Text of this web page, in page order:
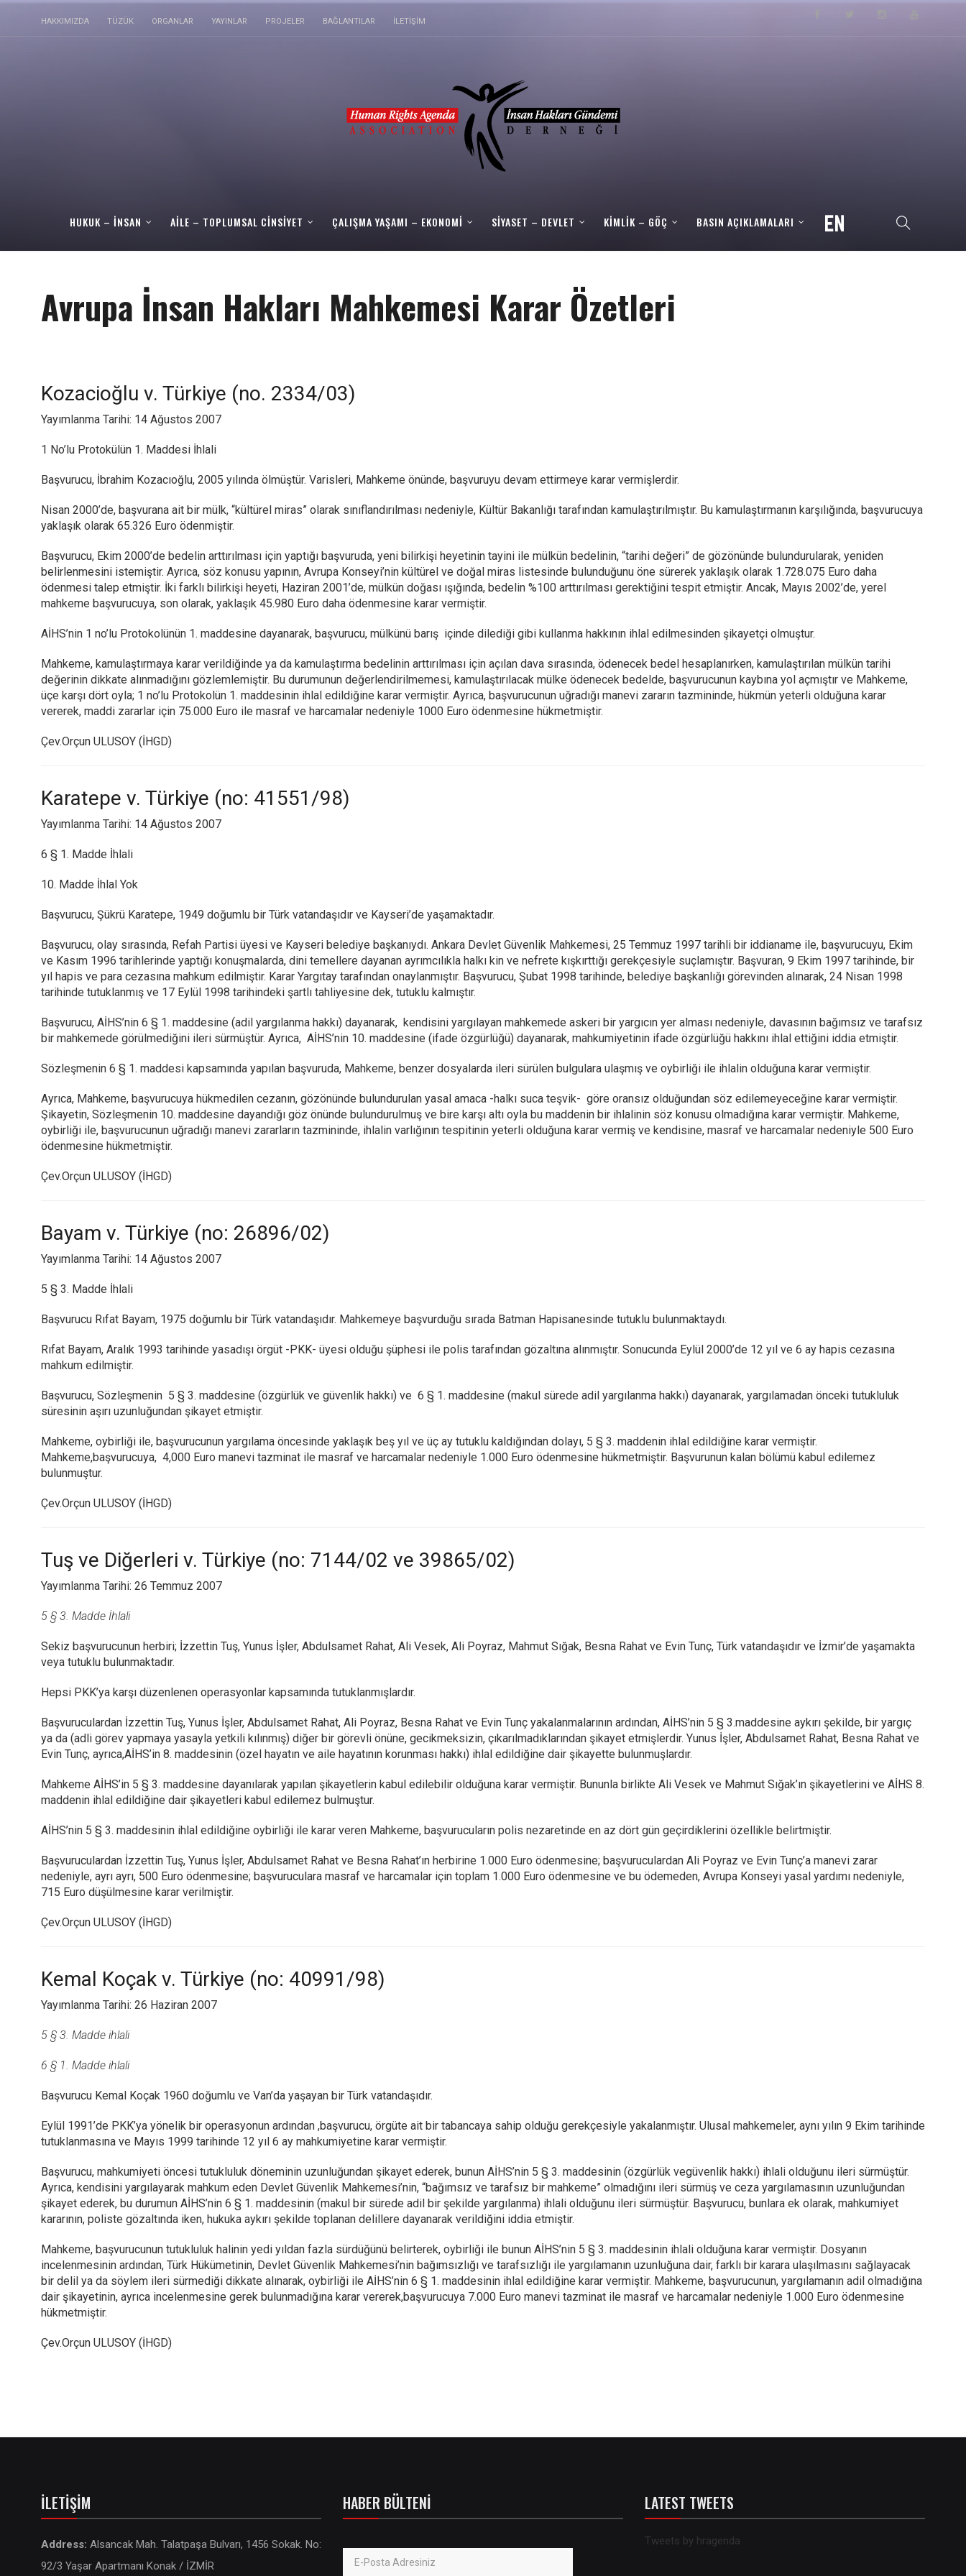
HAKKIMIZDA TÜZÜK ORGANLAR YAYINLAR PROJELER BAĞLANTILAR İLETIŞIM
HUKUK – İNSAN AILE – TOPLUMSAL CINSIYET ÇALIŞMA YAŞAMI – EKONOMI SIYASET – DEVLET KIMLIK – GÖÇ BASIN AÇIKLAMALARI
Avrupa İnsan Hakları Mahkemesi Karar Özetleri
Kozacioğlu v. Türkiye (no. 2334/03)
Yayımlanma Tarihi: 14 Ağustos 2007
1 No’lu Protokülün 1. Maddesi İhlali
Başvurucu, İbrahim Kozacıoğlu, 2005 yılında ölmüştür. Varisleri, Mahkeme önünde, başvuruyu devam ettirmeye karar vermişlerdir.
Nisan 2000’de, başvurana ait bir mülk, “kültürel miras” olarak sınıflandırılması nedeniyle, Kültür Bakanlığı tarafından kamulaştırılmıştır. Bu kamulaştırmanın karşılığında, başvurucuya
yaklaşık olarak 65.326 Euro ödenmiştir.
Başvurucu, Ekim 2000’de bedelin arttırılması için yaptığı başvuruda, yeni bilirkişi heyetinin tayini ile mülkün bedelinin, “tarihi değeri” de gözönünde bulundurularak, yeniden
belirlenmesini istemiştir. Ayrıca, söz konusu yapının, Avrupa Konseyi’nin kültürel ve doğal miras listesinde bulunduğunu öne sürerek yaklaşık olarak 1.728.075 Euro daha
ödenmesi talep etmiştir. İki farklı bilirkişi heyeti, Haziran 2001’de, mülkün doğası ışığında, bedelin %100 arttırılması gerektiğini tespit etmiştir. Ancak, Mayıs 2002’de, yerel
mahkeme başvurucuya, son olarak, yaklaşık 45.980 Euro daha ödenmesine karar vermiştir.
AİHS’nin 1 no’lu Protokolünün 1. maddesine dayanarak, başvurucu, mülkünü barış içinde dilediği gibi kullanma hakkının ihlal edilmesinden şikayetçi olmuştur.
Mahkeme, kamulaştırmaya karar verildiğinde ya da kamulaştırma bedelinin arttırılması için açılan dava sırasında, ödenecek bedel hesaplanırken, kamulaştırılan mülkün tarihi
değerinin dikkate alınmadığını gözlemlemiştir. Bu durumunun değerlendirilmemesi, kamulaştırılacak mülke ödenecek bedelde, başvurucunun kaybına yol açmıştır ve Mahkeme,
üçe karşı dört oyla; 1 no’lu Protokolün 1. maddesinin ihlal edildiğine karar vermiştir. Ayrıca, başvurucunun uğradığı manevi zararın tazmininde, hükmün yeterli olduğuna karar
vererek, maddi zararlar için 75.000 Euro ile masraf ve harcamalar nedeniyle 1000 Euro ödenmesine hükmetmiştir.
Çev.Orçun ULUSOY (İHGD)
Karatepe v. Türkiye (no: 41551/98)
Yayımlanma Tarihi: 14 Ağustos 2007
6 § 1. Madde İhlali
10. Madde İhlal Yok
Başvurucu, Şükrü Karatepe, 1949 doğumlu bir Türk vatandaşıdır ve Kayseri’de yaşamaktadır.
Başvurucu, olay sırasında, Refah Partisi üyesi ve Kayseri belediye başkanıydı. Ankara Devlet Güvenlik Mahkemesi, 25 Temmuz 1997 tarihli bir iddianame ile, başvurucuyu, Ekim
ve Kasım 1996 tarihlerinde yaptığı konuşmalarda, dini temellere dayanan ayrımcılıkla halkı kin ve nefrete kışkırttığı gerekçesiyle suçlamıştır. Başvuran, 9 Ekim 1997 tarihinde, bir
yıl hapis ve para cezasına mahkum edilmiştir. Karar Yargıtay tarafından onaylanmıştır. Başvurucu, Şubat 1998 tarihinde, belediye başkanlığı görevinden alınarak, 24 Nisan 1998
tarihinde tutuklanmış ve 17 Eylül 1998 tarihindeki şartlı tahliyesine dek, tutuklu kalmıştır.
Başvurucu, AİHS’nin 6 § 1. maddesine (adil yargılanma hakkı) dayanarak, kendisini yargılayan mahkemede askeri bir yargıcın yer alması nedeniyle, davasının bağımsız ve tarafsız
bir mahkemede görülmediğini ileri sürmüştür. Ayrıca, AİHS’nin 10. maddesine (ifade özgürlüğü) dayanarak, mahkumiyetinin ifade özgürlüğü hakkını ihlal ettiğini iddia etmiştir.
Sözleşmenin 6 § 1. maddesi kapsamında yapılan başvuruda, Mahkeme, benzer dosyalarda ileri sürülen bulgulara ulaşmış ve oybirliği ile ihlalin olduğuna karar vermiştir.
Ayrıca, Mahkeme, başvurucuya hükmedilen cezanın, gözönünde bulundurulan yasal amaca -halkı suca teşvik- göre oransız olduğundan söz edilemeyeceğine karar vermiştir.
Şikayetin, Sözleşmenin 10. maddesine dayandığı göz önünde bulundurulmuş ve bire karşı altı oyla bu maddenin bir ihlalinin söz konusu olmadığına karar vermiştir. Mahkeme,
oybirliği ile, başvurucunun uğradığı manevi zararların tazmininde, ihlalin varlığının tespitinin yeterli olduğuna karar vermiş ve kendisine, masraf ve harcamalar nedeniyle 500 Euro
ödenmesine hükmetmiştir.
Çev.Orçun ULUSOY (İHGD)
Bayam v. Türkiye (no: 26896/02)
Yayımlanma Tarihi: 14 Ağustos 2007
5 § 3. Madde İhlali
Başvurucu Rıfat Bayam, 1975 doğumlu bir Türk vatandaşıdır. Mahkemeye başvurduğu sırada Batman Hapisanesinde tutuklu bulunmaktaydı.
Rıfat Bayam, Aralık 1993 tarihinde yasadışı örgüt -PKK- üyesi olduğu şüphesi ile polis tarafından gözaltına alınmıştır. Sonucunda Eylül 2000’de 12 yıl ve 6 ay hapis cezasına
mahkum edilmiştir.
Başvurucu, Sözleşmenin 5 § 3. maddesine (özgürlük ve güvenlik hakkı) ve 6 § 1. maddesine (makul sürede adil yargılanma hakkı) dayanarak, yargılamadan önceki tutukluluk
süresinin aşırı uzunluğundan şikayet etmiştir.
Mahkeme, oybirliği ile, başvurucunun yargılama öncesinde yaklaşık beş yıl ve üç ay tutuklu kaldığından dolayı, 5 § 3. maddenin ihlal edildiğine karar vermiştir.
Mahkeme,başvurucuya, 4,000 Euro manevi tazminat ile masraf ve harcamalar nedeniyle 1.000 Euro ödenmesine hükmetmiştir. Başvurunun kalan bölümü kabul edilemez
bulunmuştur.
Çev.Orçun ULUSOY (İHGD)
Tuş ve Diğerleri v. Türkiye (no: 7144/02 ve 39865/02)
Yayımlanma Tarihi: 26 Temmuz 2007
5 § 3. Madde İhlali
Sekiz başvurucunun herbiri; İzzettin Tuş, Yunus İşler, Abdulsamet Rahat, Ali Vesek, Ali Poyraz, Mahmut Sığak, Besna Rahat ve Evin Tunç, Türk vatandaşıdır ve İzmir’de yaşamakta
veya tutuklu bulunmaktadır.
Hepsi PKK’ya karşı düzenlenen operasyonlar kapsamında tutuklanmışlardır.
Başvuruculardan İzzettin Tuş, Yunus İşler, Abdulsamet Rahat, Ali Poyraz, Besna Rahat ve Evin Tunç yakalanmalarının ardından, AİHS’nin 5 § 3.maddesine aykırı şekilde, bir yargıç
ya da (adli görev yapmaya yasayla yetkili kılınmış) diğer bir görevli önüne, gecikmeksizin, çıkarılmadıklarından şikayet etmişlerdir. Yunus İşler, Abdulsamet Rahat, Besna Rahat ve
Evin Tunç, ayrıca,AİHS’in 8. maddesinin (özel hayatın ve aile hayatının korunması hakkı) ihlal edildiğine dair şikayette bulunmuşlardır.
Mahkeme AİHS’in 5 § 3. maddesine dayanılarak yapılan şikayetlerin kabul edilebilir olduğuna karar vermiştir. Bununla birlikte Ali Vesek ve Mahmut Sığak’ın şikayetlerini ve AİHS 8.
maddenin ihlal edildiğine dair şikayetleri kabul edilemez bulmuştur.
AİHS’nin 5 § 3. maddesinin ihlal edildiğine oybirliği ile karar veren Mahkeme, başvurucuların polis nezaretinde en az dört gün geçirdiklerini özellikle belirtmiştir.
Başvuruculardan İzzettin Tuş, Yunus İşler, Abdulsamet Rahat ve Besna Rahat’ın herbirine 1.000 Euro ödenmesine; başvuruculardan Ali Poyraz ve Evin Tunç’a manevi zarar
nedeniyle, ayrı ayrı, 500 Euro ödenmesine; başvuruculara masraf ve harcamalar için toplam 1.000 Euro ödenmesine ve bu ödemeden, Avrupa Konseyi yasal yardımı nedeniyle,
715 Euro düşülmesine karar verilmiştir.
Çev.Orçun ULUSOY (İHGD)
Kemal Koçak v. Türkiye (no: 40991/98)
Yayımlanma Tarihi: 26 Haziran 2007
5 § 3. Madde ihlali
6 § 1. Madde ihlali
Başvurucu Kemal Koçak 1960 doğumlu ve Van’da yaşayan bir Türk vatandaşıdır.
Eylül 1991’de PKK’ya yönelik bir operasyonun ardından ,başvurucu, örgüte ait bir tabancaya sahip olduğu gerekçesiyle yakalanmıştır. Ulusal mahkemeler, aynı yılın 9 Ekim tarihinde
tutuklanmasına ve Mayıs 1999 tarihinde 12 yıl 6 ay mahkumiyetine karar vermiştir.
Başvurucu, mahkumiyeti öncesi tutukluluk döneminin uzunluğundan şikayet ederek, bunun AİHS’nin 5 § 3. maddesinin (özgürlük vegüvenlik hakkı) ihlali olduğunu ileri sürmüştür.
Ayrıca, kendisini yargılayarak mahkum eden Devlet Güvenlik Mahkemesi’nin, “bağımsız ve tarafsız bir mahkeme” olmadığını ileri sürmüş ve ceza yargılamasının uzunluğundan
şikayet ederek, bu durumun AİHS’nin 6 § 1. maddesinin (makul bir sürede adil bir şekilde yargılanma) ihlali olduğunu ileri sürmüştür. Başvurucu, bunlara ek olarak, mahkumiyet
kararının, poliste gözaltında iken, hukuka aykırı şekilde toplanan delillere dayanarak verildiğini iddia etmiştir.
Mahkeme, başvurucunun tutukluluk halinin yedi yıldan fazla sürdüğünü belirterek, oybirliği ile bunun AİHS’nin 5 § 3. maddesinin ihlali olduğuna karar vermiştir. Dosyanın
incelenmesinin ardından, Türk Hükümetinin, Devlet Güvenlik Mahkemesi’nin bağımsızlığı ve tarafsızlığı ile yargılamanın uzunluğuna dair, farklı bir karara ulaşılmasını sağlayacak
bir delil ya da söylem ileri sürmediği dikkate alınarak, oybirliği ile AİHS’nin 6 § 1. maddesinin ihlal edildiğine karar vermiştir. Mahkeme, başvurucunun, yargılamanın adil olmadığına
dair şikayetinin, ayrıca incelenmesine gerek bulunmadığına karar vererek,başvurucuya 7.000 Euro manevi tazminat ile masraf ve harcamalar nedeniyle 1.000 Euro ödenmesine
hükmetmiştir.
Çev.Orçun ULUSOY (İHGD)
İLETIŞIM
Address: Alsancak Mah. Talatpaşa Bulvarı, 1456 Sokak. No:
92/3 Yaşar Apartmanı Konak / İZMİR
HABER BÜLTENI LATEST TWEETS
Tweets by hragenda